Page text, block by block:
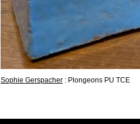
Sophie Gerspacher : Plongeons PU TCE